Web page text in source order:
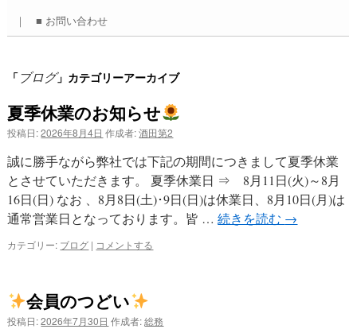
ツ
ス
キ
ッ
プ
｜ ■ お問い合わせ
「ブログ」カテゴリーアーカイブ
夏季休業のお知らせ
投稿日: 2026年8月4日 作成者: 酒田第2
誠に勝手ながら弊社では下記の期間につきまして夏季休業
とさせていただきます。 夏季休業日 ⇒ 8月11日(火)～8月
16日(日) なお 、8月8日(土)･9日(日)は休業日、8月10日(月)は
通常営業日となっております。皆 …続きを読む →
カテゴリー: ブログ | コメントする
会員のつどい
投稿日: 2026年7月30日 作成者: 総務